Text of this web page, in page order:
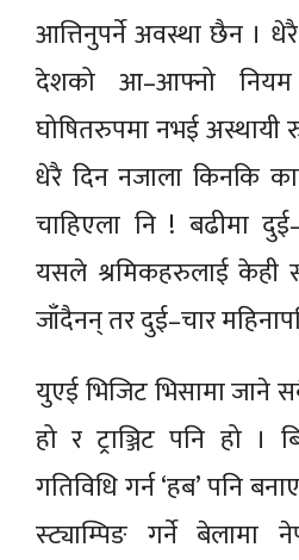
आत्तिनुपर्ने अवस्था छैन ।
देशको आ–आफ्नो
घोषितरुपमा नभई अस्थायी
धेरै दिन नजाला किनकि
चाहिएला नि ! बढीमा
यसले श्रमिकहरुलाई केही
जाँदैनन् तर दुई–चार
युएई भिजिट भिसामा जाने
हो र ट्राञ्जिट पनि हो ।
गतिविधि गर्न ‘हब’ पनि
स्ट्याम्पिङ गर्ने बेलामा